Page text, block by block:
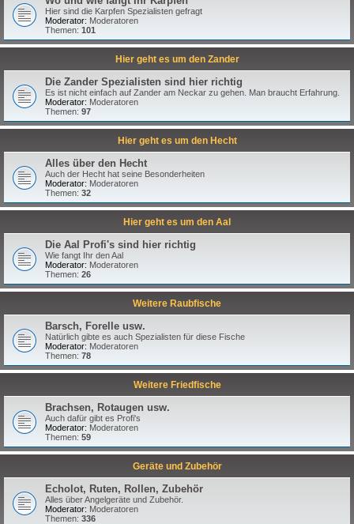
Hier sind die Karpfen Spezialisten gefragt
Moderator: Moderatoren
Themen: 101
Hier geht es um den Zander
Die Zander Spezialisten sind hier richtig
Es ist nicht einfach auf Zander am Neckar zu gehen. Man braucht Erfahrung.
Moderator: Moderatoren
Themen: 97
Hier geht es um den Hecht
Alles über den Hecht
Auch der Hecht hat seine Besonderheiten
Moderator: Moderatoren
Themen: 32
Hier geht es um den Aal
Die Aal Profi's sind hier richtig
Wie fangt Ihr den Aal
Moderator: Moderatoren
Themen: 26
Weitere Raubfische
Barsch, Forelle usw.
Natürlich gibte es auch Spezialisten für diese Fische
Moderator: Moderatoren
Themen: 78
Weitere Friedfische
Brachsen, Rotaugen usw.
Auch dafür gibt es Profi's
Moderator: Moderatoren
Themen: 59
Geräte und Zubehör
Echolot, Ruten, Rollen, Zubehör
Alles über Angelgeräte und Zubehör.
Moderator: Moderatoren
Themen: 336